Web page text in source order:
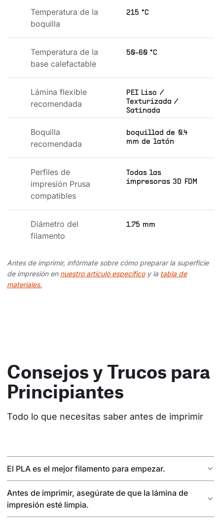
Temperatura de la
boquilla
215 °C
Temperatura de la
base calefactable
50-60 °C
Lámina flexible
recomendada
PEI Liso /
Texturizada /
Satinada
Boquilla
recomendada
boquillad de 0.4
mm de latón
Perfiles de
impresión Prusa
compatibles
Todas las
impresoras 3D FDM
Diámetro del
filamento
1.75 mm
Antes de imprimir, infórmate sobre cómo preparar la superficie
de impresión en nuestro artículo específicoy la tabla de
materiales.
Consejos y Trucos para
Principiantes
Todo lo que necesitas saber antes de imprimir
El PLA es el mejor filamento para empezar.
Antes de imprimir, asegúrate de que la lámina de
impresión esté limpia.